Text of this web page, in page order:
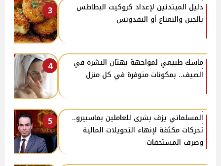
3
دليل المبتدئين لإعداد كروكيت البطاطس
بالجبن والنعناع أو البقدونس
4
ماسك طبيعي لمواجهة بهتان البشرة في
الصيف.. بمكونات متوفرة في كل منزل
5
المسلماني يزف بشرى للعاملين بماسبيرو..
تحركات مكثفة لإنهاء التحويلات المالية
وصرف المستحقات